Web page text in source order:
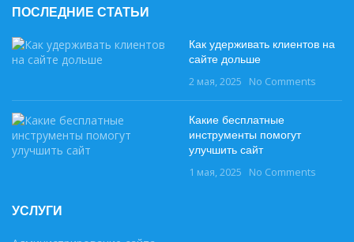
ПОСЛЕДНИЕ СТАТЬИ
Как удерживать клиентов на
сайте дольше
2 мая, 2025 No Comments
Какие бесплатные
инструменты помогут
улучшить сайт
1 мая, 2025 No Comments
УСЛУГИ